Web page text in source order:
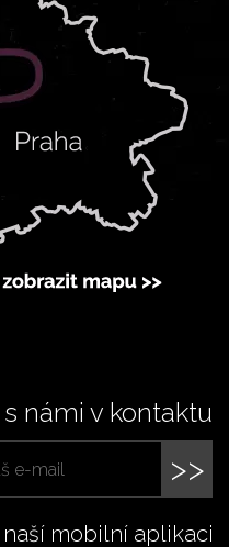
námi v kontaktu
>>
mobilní aplikaci